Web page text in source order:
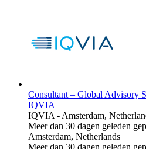
Consultant – Global Advisory
IQVIA
IQVIA - Amsterdam,
Meer dan 30 dagen geleden
Amsterdam, Netherlands
Meer dan 30 dagen geleden